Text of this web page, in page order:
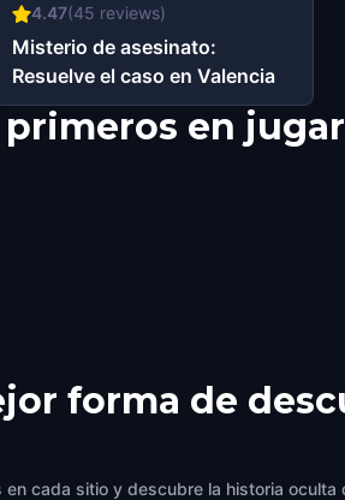
4.47(45 reviews)
Misterio de asesinato:
Resuelve el caso en Valencia
primeros en jugar
forma de
cada sitio y descubre la historia